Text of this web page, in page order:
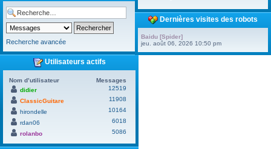
Recherche avancée
Utilisateurs actifs
Nom d’utilisateur
Messages
didier
12519
ClassicGuitare
11908
hirondelle
10164
rdan06
6018
rolanbo
5086
Dernières visites des robots
Baidu [Spider]
jeu. août 06, 2026 10:50 pm